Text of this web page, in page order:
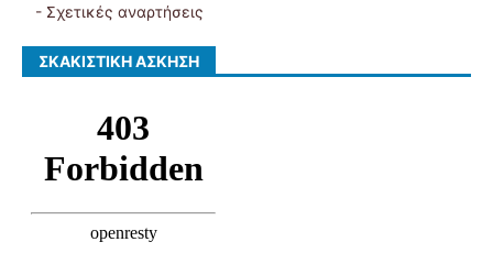
- Σχετικές αναρτήσεις
ΣΚΑΚΙΣΤΙΚΉ ΆΣΚΗΣΗ